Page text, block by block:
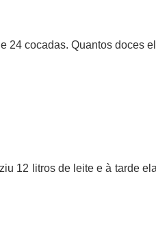
24 cocadas. Quantos doces
12 litros de leite e à tarde